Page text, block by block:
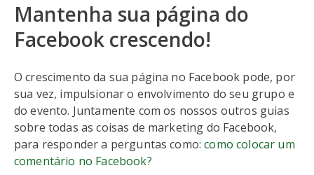
Mantenha sua página do
Facebook crescendo!
O crescimento da sua página no Facebook pode, por
sua vez, impulsionar o envolvimento do seu grupo e
do evento. Juntamente com os nossos outros guias
sobre todas as coisas de marketing do Facebook,
para responder a perguntas como:como colocar um
comentário no Facebook?